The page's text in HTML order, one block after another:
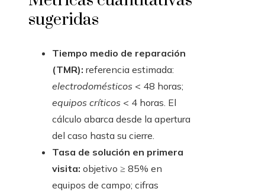
sugeridas
Tiempo medio de reparación
(TMR): referencia estimada:
electrodomésticos < 48 horas;
equipos críticos < 4 horas. El
cálculo abarca desde la apertura
del caso hasta su cierre.
Tasa de solución en primera
visita: objetivo ≥ 85% en
equipos de campo; cifras